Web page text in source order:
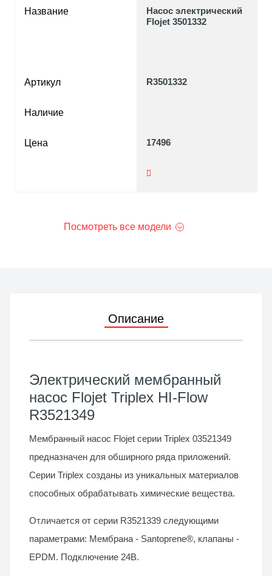
Название
Артикул
Наличие
Цена
Насос электрический
Flojet 3501332
R3501332
17496
Посмотреть все модели
Описание
Электрический мембранный
насос Flojet Triplex HI-Flow
R3521349
Мембранный насос Flojet серии Triplex 03521349
предназначен для обширного ряда приложений.
Серии Triplex созданы из уникальных материалов
способных обрабатывать химические вещества.
Отличается от серии R3521339 следующими
параметрами: Мембрана - Santoprene®, клапаны -
EPDM. Подключение 24В.